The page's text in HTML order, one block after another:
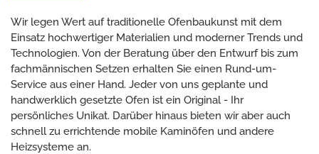
Wir legen Wert auf traditionelle Ofenbaukunst mit dem
Einsatz hochwertiger Materialien und moderner Trends und
Technologien. Von der Beratung über den Entwurf bis zum
fachmännischen Setzen erhalten Sie einen Rund-um-
Service aus einer Hand. Jeder von uns geplante und
handwerklich gesetzte Ofen ist ein Original - Ihr
persönliches Unikat. Darüber hinaus bieten wir aber auch
schnell zu errichtende mobile Kaminöfen und andere
Heizsysteme an.